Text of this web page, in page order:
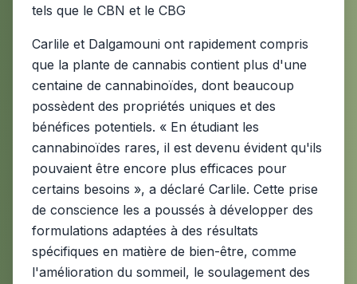
tels que le CBN et le CBG
Carlile et Dalgamouni ont rapidement compris
que la plante de cannabis contient plus d'une
centaine de cannabinoïdes, dont beaucoup
possèdent des propriétés uniques et des
bénéfices potentiels. « En étudiant les
cannabinoïdes rares, il est devenu évident qu'ils
pouvaient être encore plus efficaces pour
certains besoins », a déclaré Carlile. Cette prise
de conscience les a poussés à développer des
formulations adaptées à des résultats
spécifiques en matière de bien-être, comme
l'amélioration du sommeil, le soulagement des